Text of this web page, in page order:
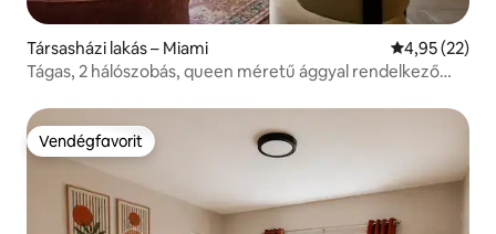
Társasházi lakás – Miami Átlagos
4,95 (22)
Tágas, 2 hálószobás, queen méretű ággyal rendelkező
Vendégfavorit
Vendégfavorit